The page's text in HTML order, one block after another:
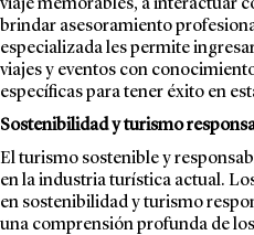
viaje memorables, a interactuar
brindar asesoramiento
especializada les permite
viajes y eventos con
específicas para tener éxito en
Sostenibilidad y turismo
El turismo sostenible y
en la industria turística actual.
en sostenibilidad y turismo
una comprensión profunda de